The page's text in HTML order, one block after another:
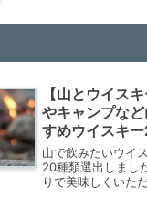
【山とウイス
やキャンプな
すめウイスキ
山で飲みたいウイ
20種類選出しまし
りで美味しくいた